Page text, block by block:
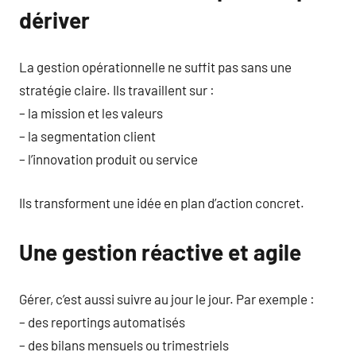
dériver
La gestion opérationnelle ne suffit pas sans une
stratégie claire. Ils travaillent sur :
– la mission et les valeurs
– la segmentation client
– l’innovation produit ou service
Ils transforment une idée en plan d’action concret.
Une gestion réactive et agile
Gérer, c’est aussi suivre au jour le jour. Par exemple :
– des reportings automatisés
– des bilans mensuels ou trimestriels